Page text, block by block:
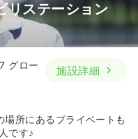
一時募集休止
ヶ月
リステーション
グロー
施設詳細
場所にあるプライベートも
です♪